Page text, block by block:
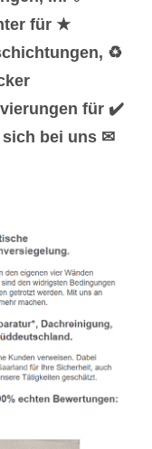
für ★
♻
für ✔️
sich bei uns ✉